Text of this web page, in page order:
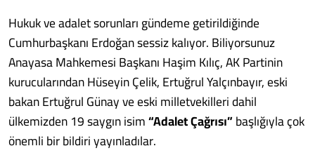
Hukuk ve adalet sorunları gündeme getirildiğinde
Cumhurbaşkanı Erdoğan sessiz kalıyor. Biliyorsunuz
Anayasa Mahkemesi Başkanı Haşim Kılıç, AK Partinin
kurucularından Hüseyin Çelik, Ertuğrul Yalçınbayır, eski
bakan Ertuğrul Günay ve eski milletvekilleri dahil
ülkemizden 19 saygın isim“Adalet Çağrısı”başlığıyla çok
önemli bir bildiri yayınladılar.